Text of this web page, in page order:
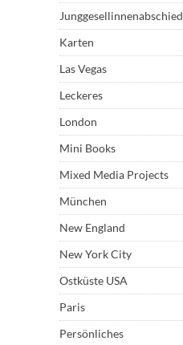
Junggesellinnenabschied
Karten
Las Vegas
Leckeres
London
Mini Books
Mixed Media Projects
München
New England
New York City
Ostküste USA
Paris
Persönliches